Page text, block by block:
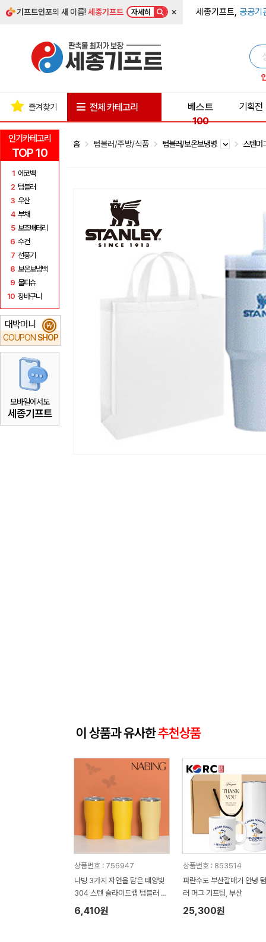
기프트인포의 새 이름!세종기프트 자세히 × 세종기프트, 공공기
인기카테고리
TOP 10
1 에코백
2 텀블러
3 우산
4 부채
5 보조배터리
6 수건
7 선풍기
8 보온보냉백
9 물티슈
10 장바구니
대박머니
COUPON SHOP
₩
모바일에서도
세종기프트
즐겨찾기 전체 카테고리
베스트
100
기획전
홈 텀블러/주방/식품 텀블러/보온보냉병 스텐머
이 상품과 유사한추천상품
상품번호 : 756947
나빙 3가지 자연을 담은 태양빛
304 스텐 슬라이드캡 텀블러 6
00ml
6,410원
상품번호 : 853514
파란수도 부산갈매기 안녕
러 머그 기프팅, 부산
25,300원